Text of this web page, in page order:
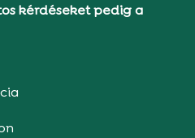
kérdéseket pedig a